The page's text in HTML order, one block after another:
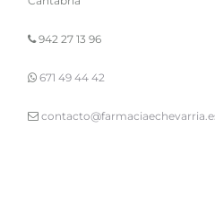
942 27 13 96
671 49 44 42